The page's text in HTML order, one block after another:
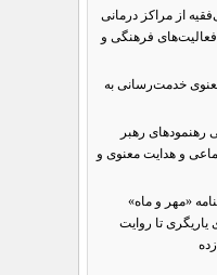
از مراکز درمانی
فعالیت‌های فرهنگی و
خدمت‌رسانی به
رهنمودهای رهبر
و هدایت معنوی و
«مهر و ماه»
یاریگری تا روایت